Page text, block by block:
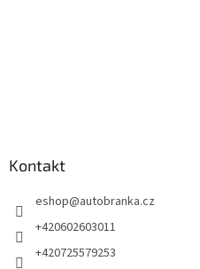
Kontakt
eshop@autobranka.cz
+420602603011
+420725579253